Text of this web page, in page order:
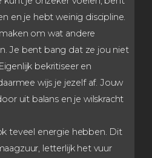
en je hebt weinig discipline.
om wat andere
Je bent bang dat ze jou niet
bekritiseer en
wijs je jezelf af. Jouw
uit balans en je wilskracht
teveel energie hebben. Dit
letterlijk het vuur